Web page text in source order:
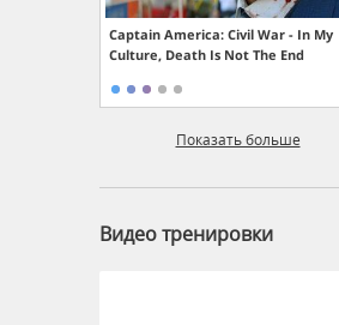
Captain America: Civil War - In My
Culture, Death Is Not The End
Показать больше
Видео тренировки